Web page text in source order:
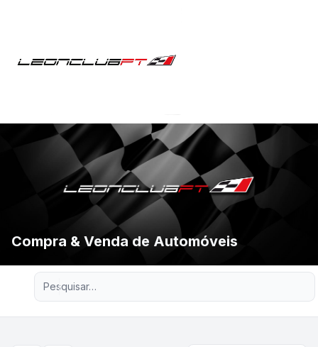
Compra & Venda de Automóveis
Pesquisa avançada